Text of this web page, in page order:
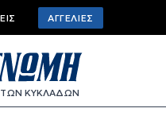
ΑΓΓΕΛΊΕΣ
ΤΩΝ ΚΥΚΛΑΔΩΝ